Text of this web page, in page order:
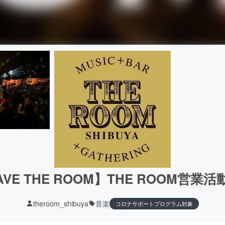
THE ROOM】THE ROOM営業活
theroom_shibuya 音楽 コロナサポートプログラム対象